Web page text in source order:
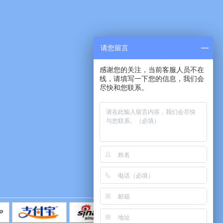
请您留言
感谢您的关注，当前客服人员不在
线，请填写一下您的信息，我们会
尽快和您联系。